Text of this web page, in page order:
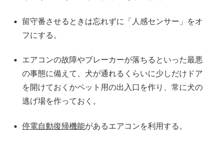
留守番させるときは忘れずに「人感センサー」をオ
フにする。
エアコンの故障やブレーカーが落ちるといった最悪
の事態に備えて、犬が通れるくらいに少しだけドア
を開けておくかペット用の出入口を作り、常に犬の
逃げ場を作っておく。
停電自動復帰機能があるエアコンを利用する。